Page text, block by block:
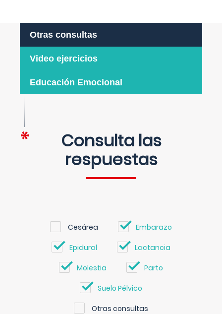
Otras consultas
Video ejercicios
Educación Emocional
Consulta las
respuestas
Cesárea Embarazo
Epidural Lactancia
Molestia Parto
Suelo Pélvico
Otras consultas